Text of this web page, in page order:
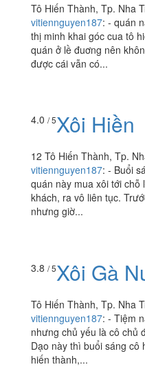
Tô Hiến Thành, Tp. Nha
vitiennguyen187: - quán
thị minh khai góc cua tô
quán ở lề đuơng nên
được cái vẫn có...
4.0 / 5Xôi Hiền
12 Tô Hiến Thành, Tp.
vitiennguyen187: - Buổi
quán này mua xôi tới
khách, ra vô liên tục.
nhưng giờ...
3.8 / 5Xôi Gà
Tô Hiến Thành, Tp. Nha
vitiennguyen187: - Tiệm
nhưng chủ yếu là cô chủ
Dạo này thì buổi sáng cô
hiến thành,...